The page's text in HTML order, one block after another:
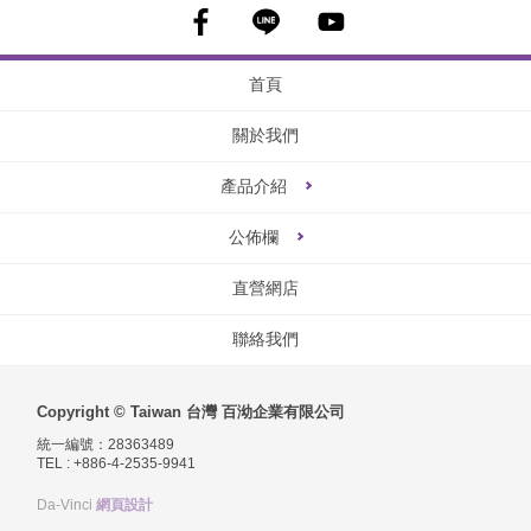
首頁
關於我們
產品介紹
公佈欄
直營網店
聯絡我們
Copyright © Taiwan 台灣 百泑企業有限公司
統一編號：28363489
TEL : +886-4-2535-9941
Da-Vinci網頁設計